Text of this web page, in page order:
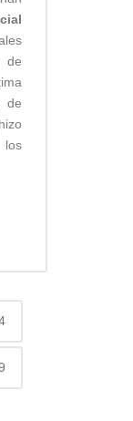
de
de